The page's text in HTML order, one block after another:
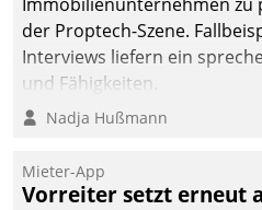
der Proptech-Szene.
Interviews liefern ein
und Fähigkeiten.
Nadja Hußmann
Mieter-App
Vorreiter setzt erneut